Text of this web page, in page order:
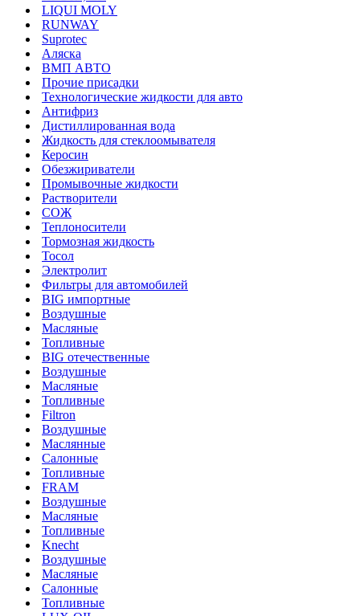
LIQUI MOLY
RUNWAY
Suprotec
Аляска
ВМП АВТО
Прочие присадки
Технологические жидкости для авто
Антифриз
Дистиллированная вода
Жидкость для стеклоомывателя
Керосин
Обезжириватели
Промывочные жидкости
Растворители
СОЖ
Теплоносители
Тормозная жидкость
Тосол
Электролит
Фильтры для автомобилей
BIG импортные
Воздушные
Масляные
Топливные
BIG отечественные
Воздушные
Масляные
Топливные
Filtron
Воздушные
Маслянные
Салонные
Топливные
FRAM
Воздушные
Масляные
Топливные
Knecht
Воздушные
Масляные
Салонные
Топливные